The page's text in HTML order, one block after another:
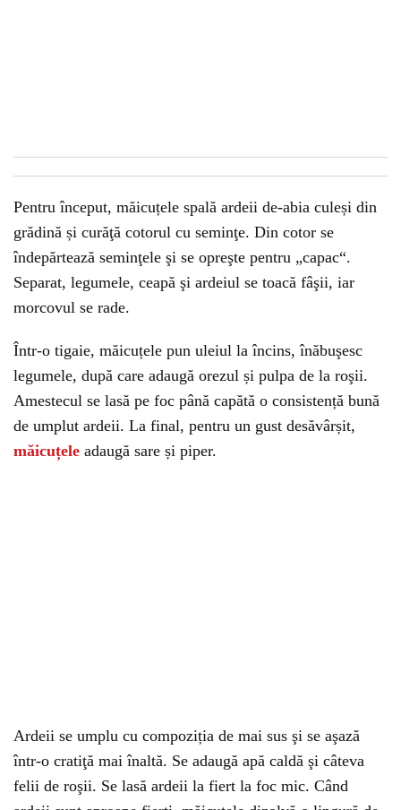
Pentru început, măicuțele spală ardeii de-abia culeși din
grădină și curăţă cotorul cu seminţe. Din cotor se
îndepărtează seminţele şi se opreşte pentru „capac“.
Separat, legumele, ceapă şi ardeiul se toacă fâşii, iar
morcovul se rade.
Într-o tigaie, măicuțele pun uleiul la încins, înăbuşesc
legumele, după care adaugă orezul și pulpa de la roşii.
Amestecul se lasă pe foc până capătă o consistență bună
de umplut ardeii. La final, pentru un gust desăvârșit,
măicuțele adaugă sare și piper.
Ardeii se umplu cu compoziția de mai sus şi se aşază
într-o cratiţă mai înaltă. Se adaugă apă caldă şi câteva
felii de roşii. Se lasă ardeii la fiert la foc mic. Când